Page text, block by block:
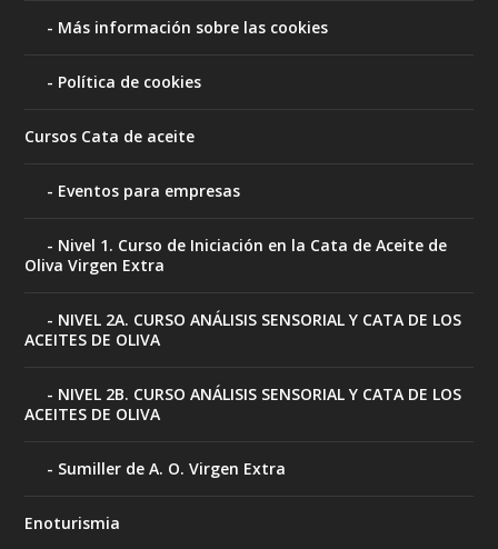
Más información sobre las cookies
Política de cookies
Cursos Cata de aceite
Eventos para empresas
Nivel 1. Curso de Iniciación en la Cata de Aceite de
Oliva Virgen Extra
NIVEL 2A. CURSO ANÁLISIS SENSORIAL Y CATA DE LOS
ACEITES DE OLIVA
NIVEL 2B. CURSO ANÁLISIS SENSORIAL Y CATA DE LOS
ACEITES DE OLIVA
Sumiller de A. O. Virgen Extra
Enoturismia